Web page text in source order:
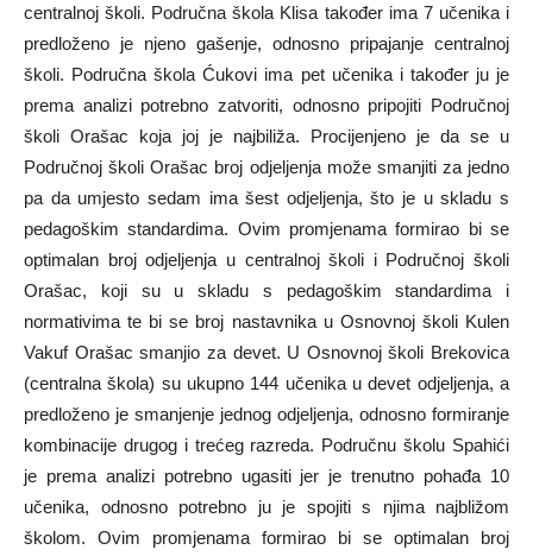
centralnoj školi. Područna škola Klisa također ima 7 učenika i
predloženo je njeno gašenje, odnosno pripajanje centralnoj
školi. Područna škola Ćukovi ima pet učenika i također ju je
prema analizi potrebno zatvoriti, odnosno pripojiti Područnoj
školi Orašac koja joj je najbiliža. Procijenjeno je da se u
Područnoj školi Orašac broj odjeljenja može smanjiti za jedno
pa da umjesto sedam ima šest odjeljenja, što je u skladu s
pedagoškim standardima. Ovim promjenama formirao bi se
optimalan broj odjeljenja u centralnoj školi i Područnoj školi
Orašac, koji su u skladu s pedagoškim standardima i
normativima te bi se broj nastavnika u Osnovnoj školi Kulen
Vakuf Orašac smanjio za devet. U Osnovnoj školi Brekovica
(centralna škola) su ukupno 144 učenika u devet odjeljenja, a
predloženo je smanjenje jednog odjeljenja, odnosno formiranje
kombinacije drugog i trećeg razreda. Područnu školu Spahići
je prema analizi potrebno ugasiti jer je trenutno pohađa 10
učenika, odnosno potrebno ju je spojiti s njima najbližom
školom. Ovim promjenama formirao bi se optimalan broj